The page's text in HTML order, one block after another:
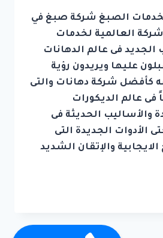
الصبغ شركة صبغ في
دبي 0542036394 شركة العالمية لخدمات
الجديد فى عالم الدهانات
عليها ويريدون رؤية
كأفضل شركة دهانات والتى
فى عالم الديكورات
والأساليب الحديثة فى
الأدوات الجديدة التى
والإتقان الشديد